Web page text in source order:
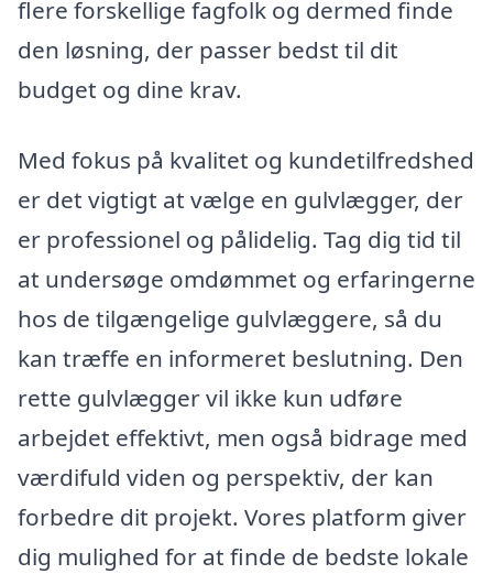
flere forskellige fagfolk og dermed finde
den løsning, der passer bedst til dit
budget og dine krav.
Med fokus på kvalitet og kundetilfredshed
er det vigtigt at vælge en gulvlægger, der
er professionel og pålidelig. Tag dig tid til
at undersøge omdømmet og erfaringerne
hos de tilgængelige gulvlæggere, så du
kan træffe en informeret beslutning. Den
rette gulvlægger vil ikke kun udføre
arbejdet effektivt, men også bidrage med
værdifuld viden og perspektiv, der kan
forbedre dit projekt. Vores platform giver
dig mulighed for at finde de bedste lokale